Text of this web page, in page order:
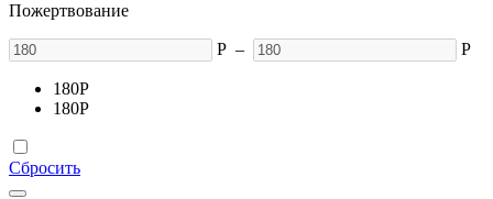
Пожертвование
Р – Р
180Р
180Р
Сбросить